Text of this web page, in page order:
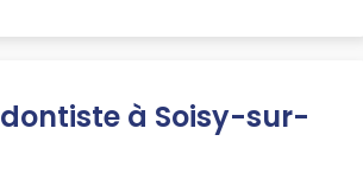
à Soisy-sur-